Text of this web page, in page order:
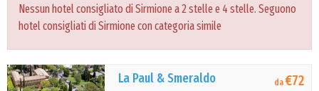
Nessun hotel consigliato di Sirmione a 2 stelle e 4 stelle. Seguono
hotel consigliati di Sirmione con categoria simile
La Paul & Smeraldo da€72